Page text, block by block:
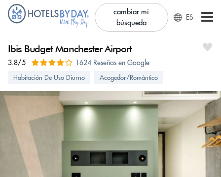
cambiar mi
búsqueda
ES
Ibis Budget Manchester Airport
3.8/5 1624 Reseñas en Google
Habitación De Uso Diurno Acogedor/Romántico